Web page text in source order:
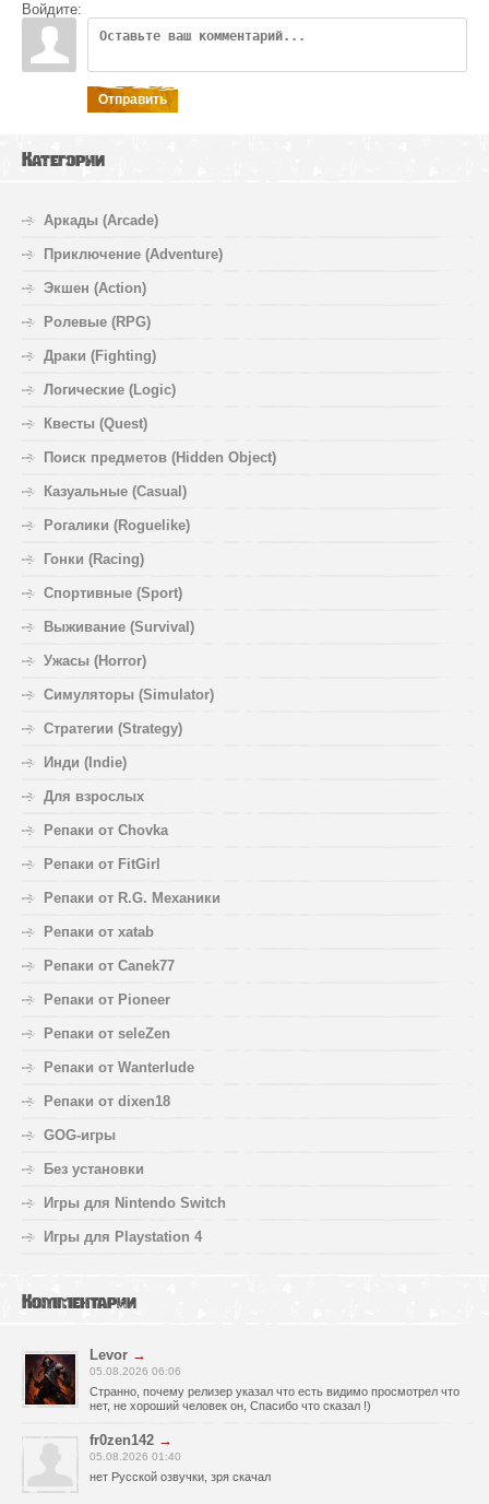
Войдите:
Отправить
Категории
Аркады (Arcade)
Приключение (Adventure)
Экшен (Action)
Ролевые (RPG)
Драки (Fighting)
Логические (Logic)
Квесты (Quest)
Поиск предметов (Hidden Object)
Казуальные (Casual)
Рогалики (Roguelike)
Гонки (Racing)
Спортивные (Sport)
Выживание (Survival)
Ужасы (Horror)
Симуляторы (Simulator)
Стратегии (Strategy)
Инди (Indie)
Для взрослых
Репаки от Chovka
Репаки от FitGirl
Репаки от R.G. Механики
Репаки от xatab
Репаки от Canek77
Репаки от Pioneer
Репаки от seleZen
Репаки от Wanterlude
Репаки от dixen18
GOG-игры
Без установки
Игры для Nintendo Switch
Игры для Playstation 4
Комментарии
Levor →
05.08.2026 06:06
Странно, почему релизер указал что есть видимо просмотрел что
нет, не хороший человек он, Спасибо что сказал !)
fr0zen142 →
05.08.2026 01:40
нет Русской озвучки, зря скачал